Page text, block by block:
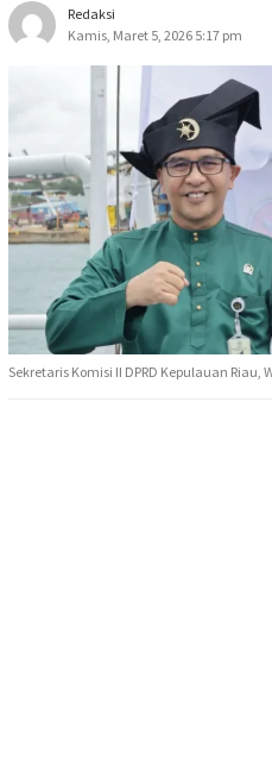
Redaksi
Kamis, Maret 5, 2026 5:17 pm
Sekretaris Komisi II DPRD Kepulauan Riau,